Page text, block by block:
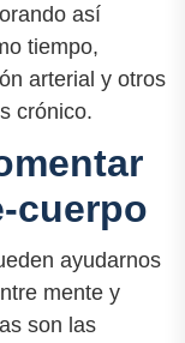
así
tiempo,
arterial y otros
crónico.
cuerpo
ayudarnos
mente y
son las